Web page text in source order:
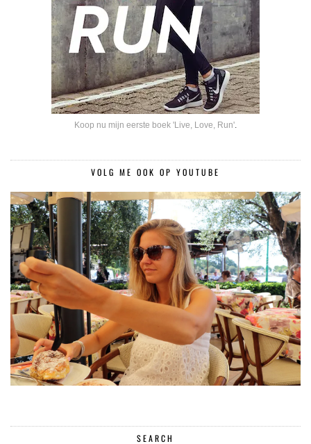
Koop nu mijn eerste boek 'Live, Love, Run'.
VOLG ME OOK OP YOUTUBE
SEARCH